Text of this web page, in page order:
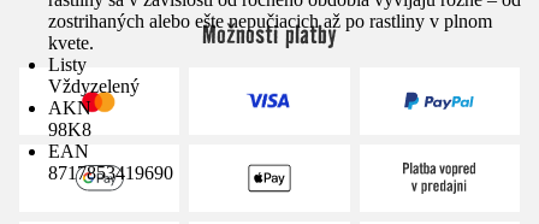
zostrihaných alebo ešte nepučiacich až po rastliny v plnom
kvete.
Listy
Vždyzelený
AKN
98K8
EAN
8717853419690
Možnosti platby